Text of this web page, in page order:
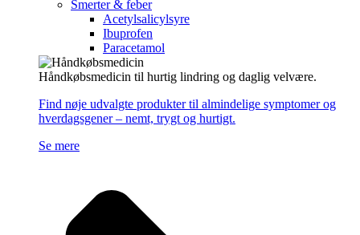
Smerter & feber
Acetylsalicylsyre
Ibuprofen
Paracetamol
Håndkøbsmedicin til hurtig lindring og daglig velvære.
Find nøje udvalgte produkter til almindelige symptomer og
hverdagsgener – nemt, trygt og hurtigt.
Se mere